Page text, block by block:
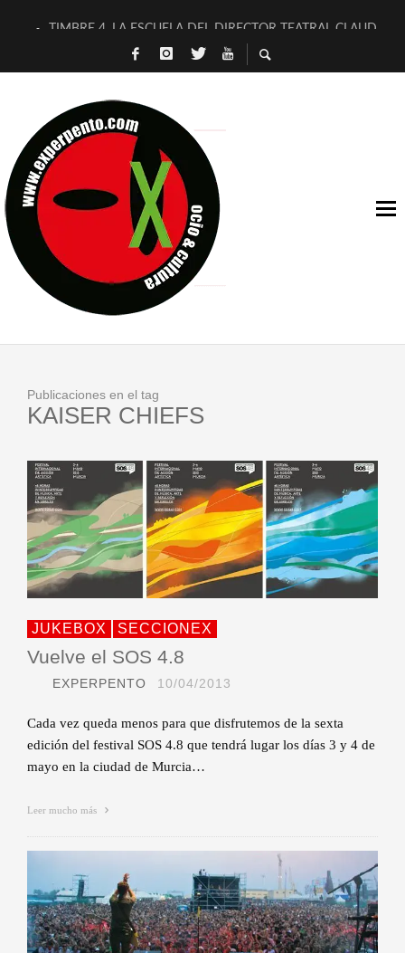
TIMBRE 4, LA ESCUELA DEL DIRECTOR TEATRAL CLAUDIO
30 AÑOS (NO ES NADA) DE LA KATARSIS DEL TOMATAZO
D’BALDOMEROS REINVENTAN [BITÁCORA 3.0] EN EXVITA
MARSHALL FLASH PRESENTA EN EXVITA [RELATIVA
JOFRE BARDAGÍ EN EXVITA INTERPRETANDO A SERRAT
YORCH PRESENTA [CURSO DE ARMONÍA PERSECUTORIA]
MAGALÍ SARE NOS EXPLICA [DESCASADA]
«NO TENGO PUTOS SUEÑOS»
Publicaciones en el tag
KAISER CHIEFS
JUKEBOX SECCIONEX
Vuelve el SOS 4.8
EXPERPENTO 10/04/2013
Cada vez queda menos para que disfrutemos de la sexta
edición del festival SOS 4.8 que tendrá lugar los días 3 y 4 de
mayo en la ciudad de Murcia…
Leer mucho más